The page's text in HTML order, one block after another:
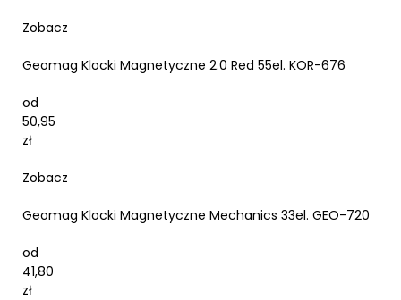
Zobacz
Geomag Klocki Magnetyczne 2.0 Red 55el. KOR-676
od
50,95
zł
Zobacz
Geomag Klocki Magnetyczne Mechanics 33el. GEO-720
od
41,80
zł